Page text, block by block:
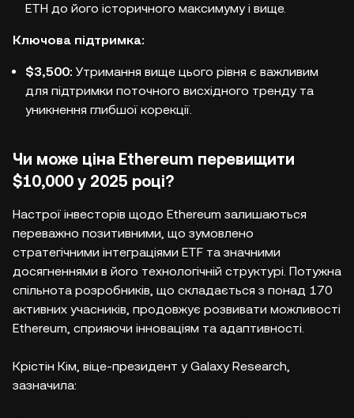
ETH до його історичного максимуму і вище.
Ключова підтримка:
$3,500: Утримання вище цього рівня є важливим
для підтримки поточного висхідного тренду та
уникнення глибшої корекції.
Чи може ціна Ethereum перевищити
$10,000 у 2025 році?
Настрої інвесторів щодо Ethereum залишаються
переважно позитивними, що зумовлено
стратегічними інтеграціями ETF та значними
досягненнями в його технологічній структурі. Потужна
спільнота розробників, що складається з понад 170
активних учасників, продовжує розвивати можливості
Ethereum, сприяючи інноваціям та адаптивності.
Крістін Кім, віце-президент у Galaxy Research,
зазначила: